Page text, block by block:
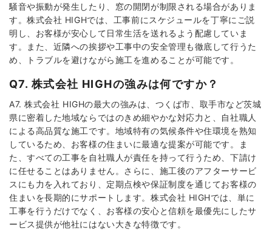
騒音や振動が発生したり、窓の開閉が制限される場合がありま
す。株式会社 HIGHでは、工事前にスケジュールを丁寧にご説
明し、お客様が安心して日常生活を送れるよう配慮していま
す。また、近隣への挨拶や工事中の安全管理も徹底して行うた
め、トラブルを避けながら施工を進めることが可能です。
Q7. 株式会社 HIGHの強みは何ですか？
A7. 株式会社 HIGHの最大の強みは、つくば市、取手市など茨城
県に密着した地域ならではのきめ細やかな対応力と、自社職人
による高品質な施工です。地域特有の気候条件や住環境を熟知
しているため、お客様の住まいに最適な提案が可能です。ま
た、すべての工事を自社職人が責任を持って行うため、下請け
に任せることはありません。さらに、施工後のアフターサービ
スにも力を入れており、定期点検や保証制度を通じてお客様の
住まいを長期的にサポートします。株式会社 HIGHでは、単に
工事を行うだけでなく、お客様の安心と信頼を最優先にしたサ
ービス提供が他社にはない大きな特徴です。